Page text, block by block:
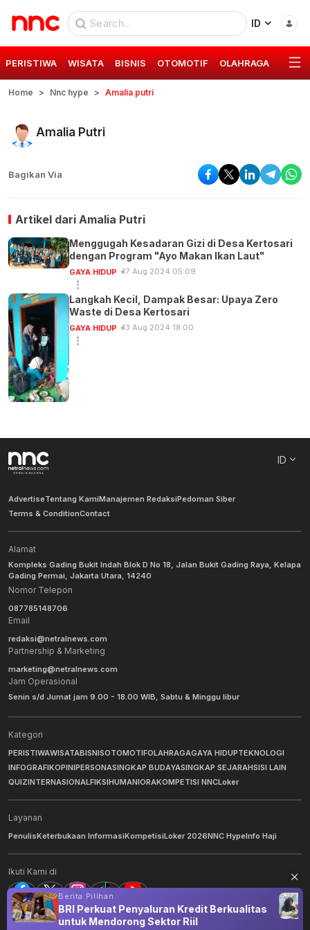
ID
PERISTIWA WISATA BISNIS OTOMOTIF OLAHRAGA GAYA
Home Nnc hype Amalia putri
Amalia Putri
Bagikan Via
Artikel dari Amalia Putri
Menggugah Kesadaran Gizi di Desa Kertosari
dengan Program "Ayo Makan Ikan Laut"
GAYA HIDUP 17 Aug 2024 05:09
Langkah Kecil, Dampak Besar: Upaya Zero
Waste di Desa Kertosari
GAYA HIDUP 13 Aug 2024 18:00
ID
AdvertiseTentang KamiManajemen RedaksiPedoman Siber
Terms & ConditionContact
Alamat
Kompleks Gading Bukit Indah Blok D No 18, Jalan Bukit Gading Raya, Kelapa
Gading Permai, Jakarta Utara, 14240
Nomor Telepon
087785148706
Email
redaksi@netralnews.com
Partnership & Marketing
marketing@netralnews.com
Jam Operasional
Senin s/d Jumat jam 9.00 - 18.00 WIB, Sabtu & Minggu libur
Kategori
PERISTIWAWISATABISNISOTOMOTIFOLAHRAGAGAYA HIDUPTEKNOLOGI
INFOGRAFIKOPINIPERSONASINGKAP BUDAYASINGKAP SEJARAHSISI LAIN
QUIZINTERNASIONALFIKSIHUMANIORAKOMPETISI NNCLoker
Layanan
PenulisKeterbukaan InformasiKompetisiLoker 2026NNC HypeInfo Haji
Ikuti Kami di
©2026NNC Netralnews. All Rights Reserved.
Berita Pilihan
BRI Perkuat Penyaluran Kredit Berkualitas
untuk Mendorong Sektor Riil